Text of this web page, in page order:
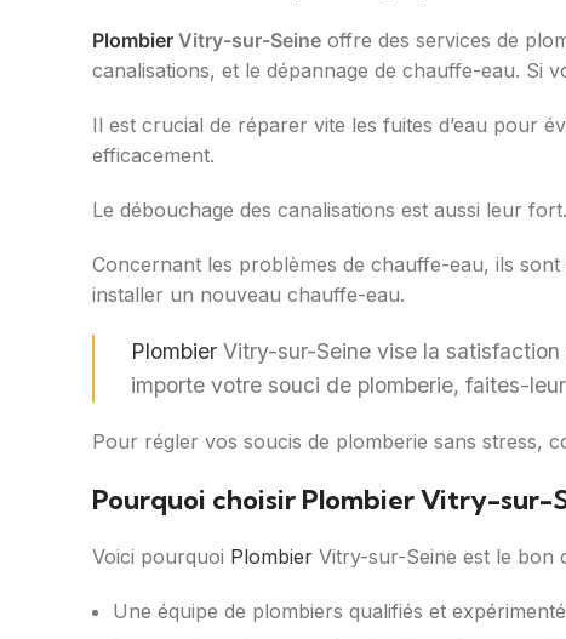
Plombier Vitry-sur-Seine offre des services de
canalisations, et le dépannage de chauffe-eau. Si
Il est crucial de réparer vite les fuites d’eau pour
efficacement.
Le débouchage des canalisations est aussi leur
Concernant les problèmes de chauffe-eau, ils
installer un nouveau chauffe-eau.
Plombier Vitry-sur-Seine vise la
importe votre souci de plomberie, faites-
Pour régler vos soucis de plomberie sans stress,
Pourquoi choisir Plombier Vitry-sur-
Voici pourquoi Plombier Vitry-sur-Seine est le bon
Une équipe de plombiers qualifiés et